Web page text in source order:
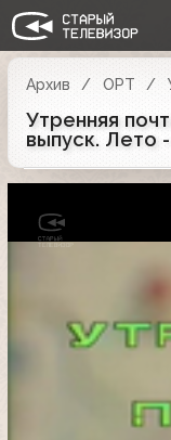
Архив ОРТ
Утренняя
выпуск. Лето